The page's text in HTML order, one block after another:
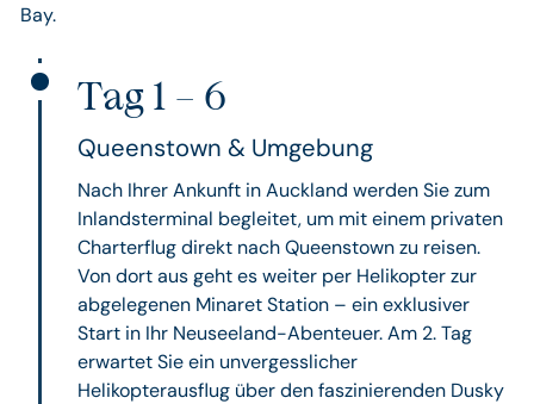
Bay.
Tag 1 – 6
Queenstown & Umgebung
Nach Ihrer Ankunft in Auckland werden Sie zum
Inlandsterminal begleitet, um mit einem privaten
Charterflug direkt nach Queenstown zu reisen.
Von dort aus geht es weiter per Helikopter zur
abgelegenen Minaret Station – ein exklusiver
Start in Ihr Neuseeland-Abenteuer. Am 2. Tag
erwartet Sie ein unvergesslicher
Helikopterausflug über den faszinierenden Dusky